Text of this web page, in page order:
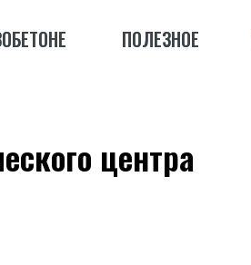
ПОЛЕЗНОЕ
ПОЛЕЗНОЕ
центра